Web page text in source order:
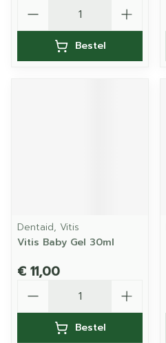
Bestel
Dentaid, Vitis
Vitis Baby Gel 30ml
€ 11,00
Bestel